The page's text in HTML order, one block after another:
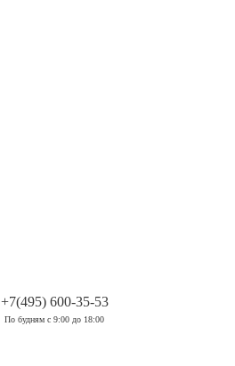
+7(495) 600-35-53
По будням с 9:00 до 18:00